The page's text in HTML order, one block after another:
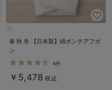
春 秋 冬 【日本製】綿ポンチアフガ
ン
4件
￥5,478 税込